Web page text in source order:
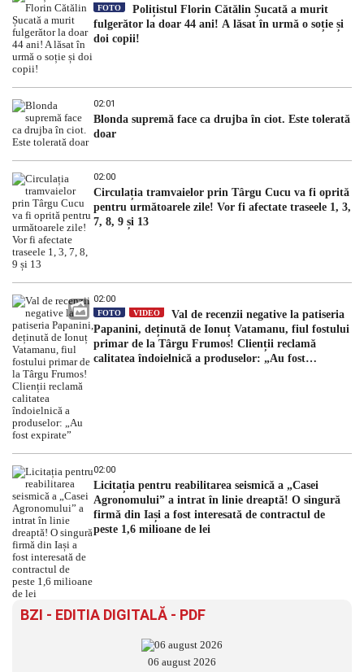
FOTO
Polițistul Florin Cătălin Șucată a murit
fulgerător la doar 44 ani! A lăsat în urmă o soție și
doi copii!
02:01
Blonda supremă face ca drujba în ciot. Este tolerată
doar
02:00
Circulația tramvaielor prin Târgu Cucu va fi oprită
pentru următoarele zile! Vor fi afectate traseele 1, 3,
7, 8, 9 și 13
02:00
FOTO VIDEO
Val de recenzii negative la patiseria
Papanini, deținută de Ionuț Vatamanu, fiul fostului
primar de la Târgu Frumos! Clienții reclamă
calitatea îndoielnică a produselor: „Au fost
02:00
Licitația pentru reabilitarea seismică a „Casei
Agronomului” a intrat în linie dreaptă! O singură
firmă din Iași a fost interesată de contractul de
peste 1,6 milioane de lei
BZI - EDITIA DIGITALĂ - PDF
06 august 2026